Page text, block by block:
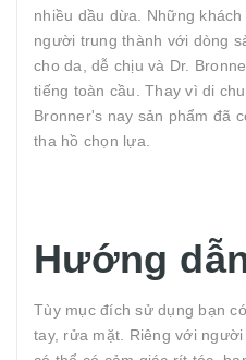
nhiều dầu dừa. Những
người trung thành với dòng
cho da, dễ chịu và Dr.
tiếng toàn cầu. Thay vì di
Bronner's nay sản phẩm đã
tha hồ chọn lựa.
Hướng
Tùy mục đích sử dụng bạn
tay, rửa mặt. Riêng với